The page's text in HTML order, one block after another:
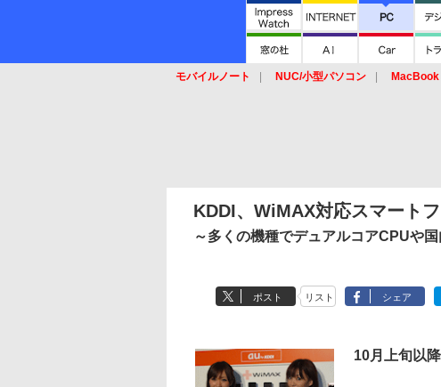
モバイルノート NUC/小型パソコン MacBook
KDDI、WiMAX対応スマート
～多くの機種でデュアルコアCPUや
ポスト リスト シェア
10月上旬以